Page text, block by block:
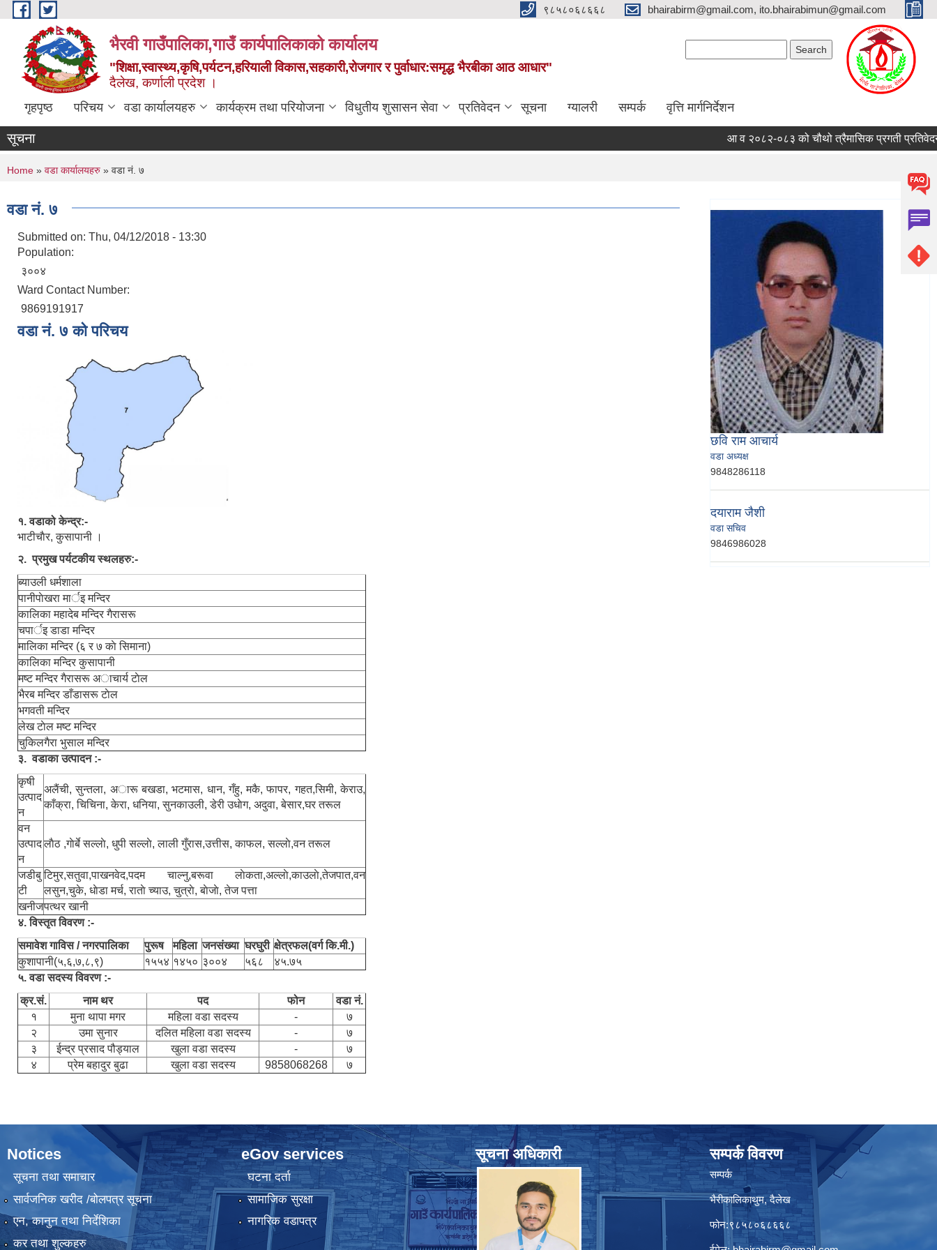
Skip to main content ९८५८०६८६६८ bhairabirm@gmail.com, ito.bhairabimun@gmail.com
भैरवी गाउँपालिका,गाउँ कार्यपालिकाको कार्यालय
"शिक्षा,स्वास्थ्य,कृषि,पर्यटन,हरियाली विकास,सहकारी,रोजगार र पुर्वाधार:समृद्ध भैरबीका आठ आधार"
दैलेख, कर्णाली प्रदेश ।
गृहपृष्ठ परिचय वडा कार्यालयहरु कार्यक्रम तथा परियोजना विधुतीय शुसासन सेवा प्रतिवेदन सूचना ग्यालरी सम्पर्क वृत्ति मार्गनिर्देशन
सूचना आ व २०८२-०८३ को चौथो त्रैमासिक प्रगती प्रतिवेदन
You are here
Home » वडा कार्यालयहरु » वडा नं. ७
वडा नं. ७
Submitted on: Thu, 04/12/2018 - 13:30
Population:
३००४
Ward Contact Number:
9869191917
वडा नं. ७ को परिचय
१. वडाको केन्द्र:-
भाटीचाैर, कुसापानी ।
२. प्रमुख पर्यटकीय स्थलहरु:-
ब्याउली धर्मशाला
पानीपाेखरा मार्इ मन्दिर
कालिका महादेब मन्दिर गैरासरू
चपार्इ डाडा मन्दिर
मालिका मन्दिर (६ र ७ काे सिमाना)
कालिका मन्दिर कुसापानी
मष्ट मन्दिर गैरासरू अाचार्य टाेल
भैरब मन्दिर डाँडासरू टाेल
भगवती मन्दिर
लेख टाेल मष्ट मन्दिर
चुकिलगैरा भुसाल मन्दिर
३. वडाका उत्पादन :-
कृषी
उत्पाद
न
अलैंची, सुन्तला, अारू बखडा, भटमास, धान, गँहु, मकै, फापर, गहत,सिमी, केराउ,
काँक्रा, चिचिना, केरा, धनिया, सुनकाउली, डेरी उधाेग, अदुवा, बेसार,घर तरूल
वन
उत्पाद
न
लाैठ ,गाेर्बे सल्लाे, धुपी सल्लाे, लाली गुँरास,उत्तीस, काफल, सल्लाे,वन तरूल
जडीबु
टी
टिमुर,सतुवा,पाखनवेद,पदम चाल्नु,बरूवा लाेकता,अल्लाे,काउलाे,तेजपात,वन
लसुन,चुके, धाेडा मर्च, राताे च्याउ, चुत्राे, बाेजाे, तेज पत्ता
खनीजपत्थर खानी
४. विस्तृत विवरण :-
समावेश गाविस / नगरपालिका
पुरूष महिला जनसंख्या घरघुरी क्षेत्रफल(वर्ग कि.मी.)
कुशापानी(५,६,७,८,९)
१५५४ १४५० ३००४ ५६८
४५.७५
५. वडा सदस्य विवरण :-
क्र.सं.
नाम थर पद फोन
वडा नं.
१
मुना थापा मगर महिला वडा सदस्य -
७
२
उमा सुनार दलित महिला वडा सदस्य -
७
३
ईन्द्र प्रसाद पौड्याल खुला वडा सदस्य -
७
४
प्रेम बहादुर बुढा खुला वडा सदस्य 9858068268 ७
छवि राम आचार्य
वडा अध्यक्ष
9848286118
दयाराम जैशी
वडा सचिव
9846986028
Notices
सूचना तथा समाचार
सार्वजनिक खरीद /बोलपत्र सूचना
एन, कानुन तथा निर्देशिका
कर तथा शुल्कहरु
eGov services
घटना दर्ता
सामाजिक सुरक्षा
नागरिक वडापत्र
सूचना अधिकारी सम्पर्क विवरण
सम्पर्क
भैरीकालिकाथुम, दैलेख
फोन:९८५८०६८६६८